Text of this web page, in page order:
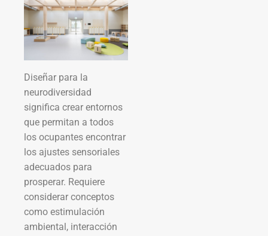
Diseñar para la
neurodiversidad
significa crear entornos
que permitan a todos
los ocupantes encontrar
los ajustes sensoriales
adecuados para
prosperar. Requiere
considerar conceptos
como estimulación
ambiental, interacción